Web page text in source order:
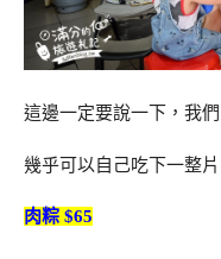
這邊一定要說一下，我
幾乎可以自己吃下一整
肉粽 $65